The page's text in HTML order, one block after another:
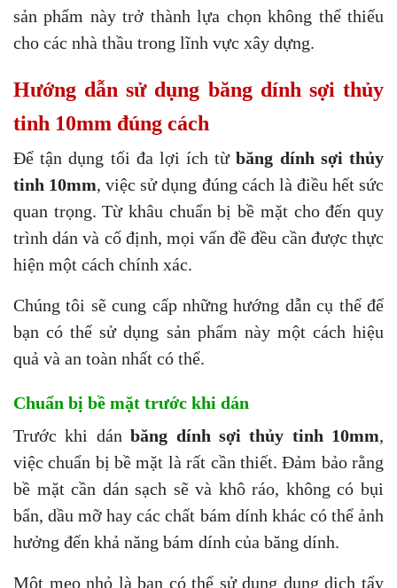
sản phẩm này trở thành lựa chọn không thể thiếu
cho các nhà thầu trong lĩnh vực xây dựng.
Hướng dẫn sử dụng băng dính sợi thủy
tinh 10mm đúng cách
Để tận dụng tối đa lợi ích từbăng dính sợi thủy
tinh 10mm, việc sử dụng đúng cách là điều hết sức
quan trọng. Từ khâu chuẩn bị bề mặt cho đến quy
trình dán và cố định, mọi vấn đề đều cần được thực
hiện một cách chính xác.
Chúng tôi sẽ cung cấp những hướng dẫn cụ thể để
bạn có thể sử dụng sản phẩm này một cách hiệu
quả và an toàn nhất có thể.
Chuẩn bị bề mặt trước khi dán
Trước khi dánbăng dính sợi thủy tinh 10mm,
việc chuẩn bị bề mặt là rất cần thiết. Đảm bảo rằng
bề mặt cần dán sạch sẽ và khô ráo, không có bụi
bẩn, dầu mỡ hay các chất bám dính khác có thể ảnh
hưởng đến khả năng bám dính của băng dính.
Một mẹo nhỏ là bạn có thể sử dụng dung dịch tẩy